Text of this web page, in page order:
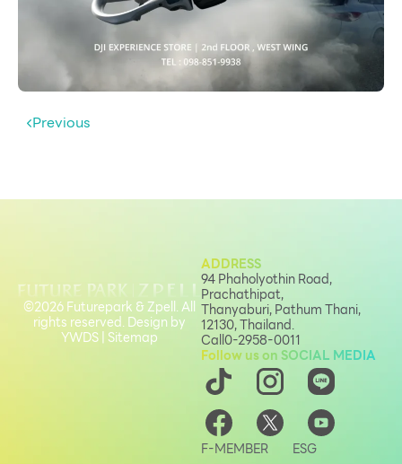
Previous
ADDRESS
94 Phaholyothin Road,
Prachathipat,
Thanyaburi, Pathum Thani,
12130, Thailand.
Call0-2958-0011
Follow us on SOCIAL MEDIA
F-MEMBER
ESG
©2026 Futurepark & Zpell. All
rights reserved. Design by
YWDS|Sitemap